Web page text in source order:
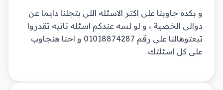
و بكده جاوبنا على اكتر الاسئله اللى بتجلنا دايما عن
دوالى الخصية ، و لو لسه عندكم اسئله تانيه تقدروا
تبعتوهالنا على رقم 01018874287 و احنا هنجاوب
على كل اسئلتك